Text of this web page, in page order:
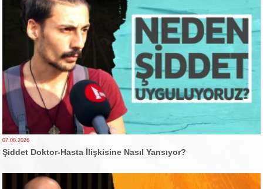
07.08.2026
Şiddet Doktor-Hasta İlişkisine Nasıl Yansıyor?